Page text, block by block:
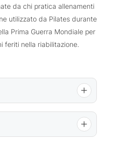
da chi pratica allenamenti
utilizzato da Pilates durante
Prima Guerra Mondiale per
feriti nella riabilitazione.
dolce, ma intensivo, per
si focalizza sulla